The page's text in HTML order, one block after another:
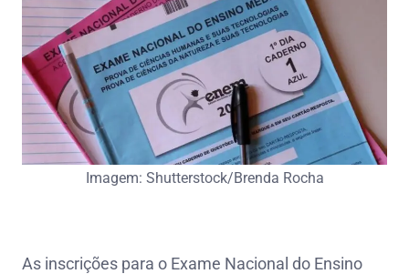
Imagem: Shutterstock/Brenda Rocha
As inscrições para o Exame Nacional do Ensino